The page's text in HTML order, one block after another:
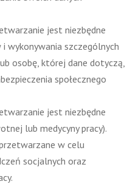
jest niezbędne
wykonywania szczególnych
osobę, której dane dotyczą,
społecznego
jest niezbędne
lub medycyny pracy).
w celu
socjalnych oraz